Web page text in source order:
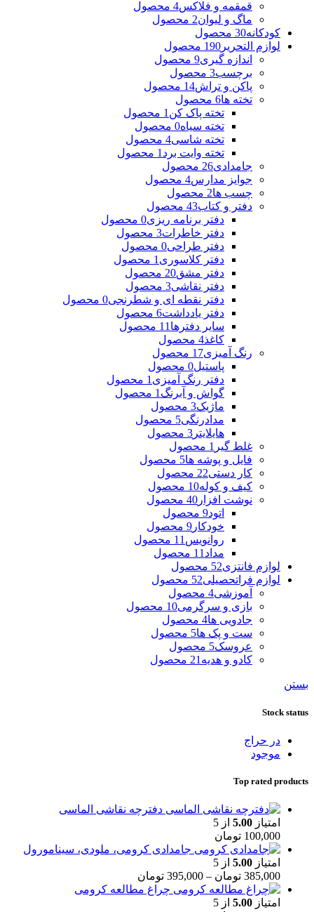
قمقمه و فلاکس4 محصول
ماگ و لیوان2 محصول
کودکانه30 محصول
لوازم التحریر 190 محصول
اندازه گیری9 محصول
برچسب3 محصول
پاکن و تراش14 محصول
تخته ها6 محصول
تخته پاک کن1 محصول
تخته سیاه0 محصول
تخته شاسی4 محصول
تخته وایت برد1 محصول
جامدادی26 محصول
جوایز مدارس4 محصول
چسب ها2 محصول
دفتر و کتاب43 محصول
دفتر برنامه ریزی0 محصول
دفتر خاطرات3 محصول
دفتر طراحی0 محصول
دفتر کلاسوری1 محصول
دفتر مشق20 محصول
دفتر نقاشی3 محصول
دفتر نقطه ای و شطرنجی0 محصول
دفتر یادداشت6 محصول
سایر دفترها11 محصول
کاغذ4 محصول
رنگ آمیزی17 محصول
پاستیل0 محصول
دفتر رنگ آمیزی1 محصول
گواش و آبرنگ1 محصول
ماژیک3 محصول
مدادرنگی5 محصول
هایلایتر 3 محصول
غلط گیر 1 محصول
فایل و پوشه ها5 محصول
کار دستی22 محصول
کیف و کوله10 محصول
نوشت افزار 40 محصول
اتود9 محصول
خودکار 9 محصول
روانویس11 محصول
مداد11 محصول
لوازم فانتزی52 محصول
لوازم فراتحصیلی52 محصول
آموزشی4 محصول
بازی و سرگرمی10 محصول
جادویی ها4 محصول
ست و پک ها5 محصول
عروسک5 محصول
کادو و هدیه21 محصول
بستن
Stock status
در حراج
موجود
Top rated products
دفترچه نقاشی الماسی
امتیاز 5.00 از 5
100,000 تومان
جامدادی کرومی، ملودی، سینامورول
امتیاز 5.00 از 5
385,000 تومان –
395,000 تومان
چراغ مطالعه کرومی
امتیاز 5.00 از 5